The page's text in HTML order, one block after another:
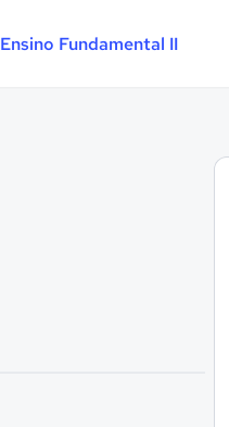
Ensino Fundamental II